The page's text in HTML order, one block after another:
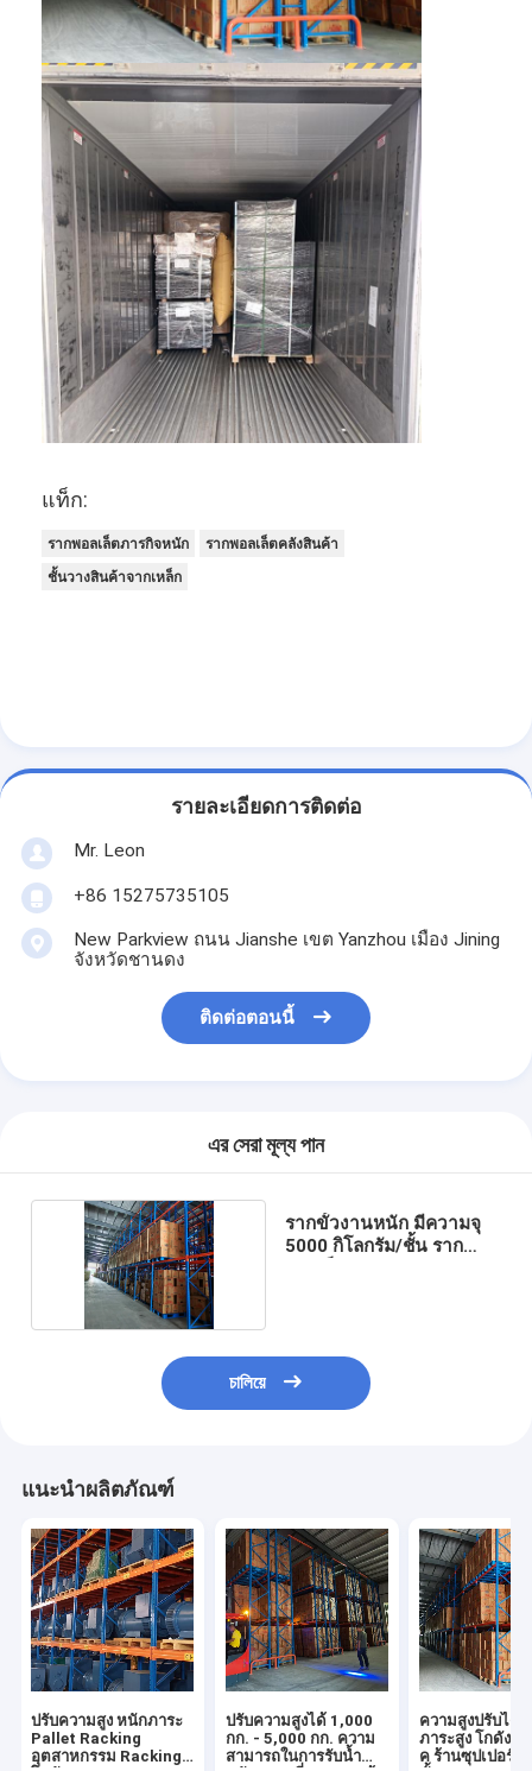
ราคาสะพายพอลเล็ตของโกดัง
ชั้นเก็บคลังสินค้า
ชั้นวางจอแสดงผลซุปเปอร์มาร์เก็ต
คานเท้าแขนที่ดึง
ผลักดันการดึงกลับ
ขับในที่ดึง
แร็คกระสวยวิทยุ
ชั้นวางชั้นลอย
กล่องพอลเล็ตโลหะ
แท็ก:
รากพอลเล็ตภารกิจหนัก
รากพอลเล็ตคลังสินค้า
ชั้นวางสินค้าจากเหล็ก
รายละเอียดการติดต่อ
Mr. Leon
+86 15275735105
New Parkview ถนน Jianshe เขต Yanzhou เมือง Jining
จังหวัดชานดง
ติดต่อตอนนี้
এর সেরা মূল্য পান
รากขั้วงานหนัก มีความจุ
5000 กิโลกรัม/ชั้น ราก
চালিয়ে
แนะนำผลิตภัณฑ์
ปรับความสูง หนักภาระ
Pallet Racking
อุตสาหกรรม Racking
ปรับความสูงได้ 1,000
กก. - 5,000 กก. ความ
สามารถในการรับน้ำ
ความสูงปรับได้
ภาระสูง โกดังพ
ค ร้านซุปเปอร์ม